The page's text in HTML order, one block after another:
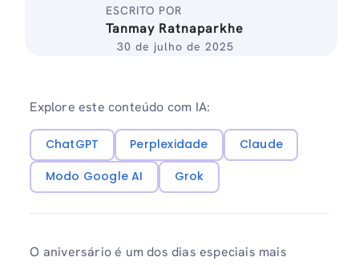
ESCRITO POR
Tanmay Ratnaparkhe
30 de julho de 2025
Explore este conteúdo com IA:
ChatGPT Perplexidade
Claude
Modo Google AI
Grok
O aniversário é um dos dias especiais mais